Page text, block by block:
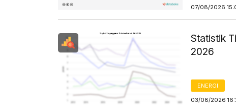
07/08/2026
Statistik
2026
ENERGI
03/08/2026